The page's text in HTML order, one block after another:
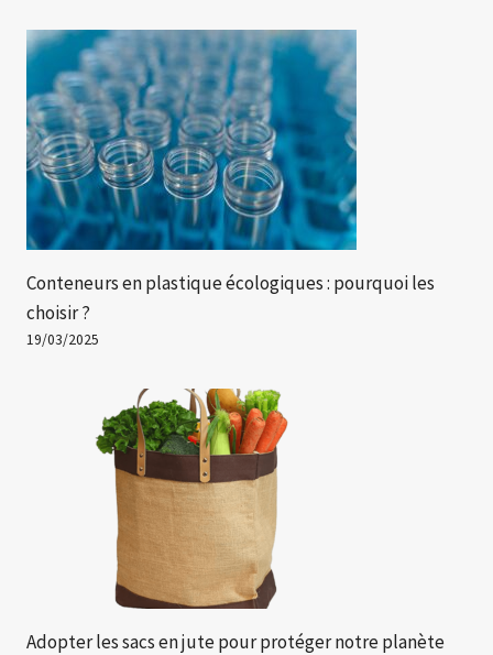
Conteneurs en plastique écologiques : pourquoi les
choisir ?
19/03/2025
Adopter les sacs en jute pour protéger notre planète